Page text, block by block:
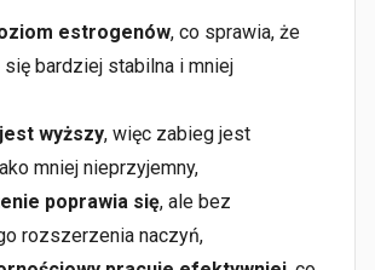
estrogenów, co sprawia, że
bardziej stabilna i mniej
wyższy, więc zabieg jest
mniej nieprzyjemny,
poprawia się, ale bez
rozszerzenia naczyń,